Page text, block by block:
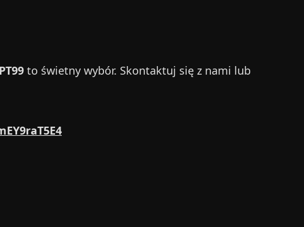
to świetny wybór. Skontaktuj się z nami lub